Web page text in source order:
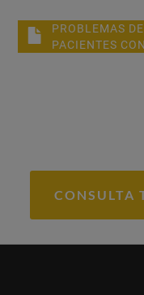
PROBLEMAS
PACIENTES
CONSULTA